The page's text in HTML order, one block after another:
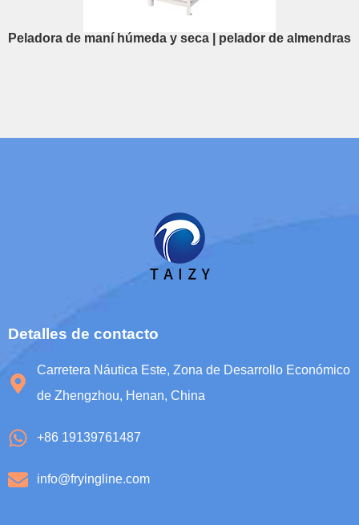
Peladora de maní húmeda y seca | pelador de almendras
Detalles de contacto
Carretera Náutica Este, Zona de Desarrollo Económico
de Zhengzhou, Henan, China
+86 19139761487
info@fryingline.com